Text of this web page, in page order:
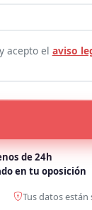
acepto el aviso
de 24h
en tu oposición
Tus datos